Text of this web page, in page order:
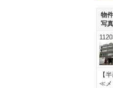
物
写
【
≪メ